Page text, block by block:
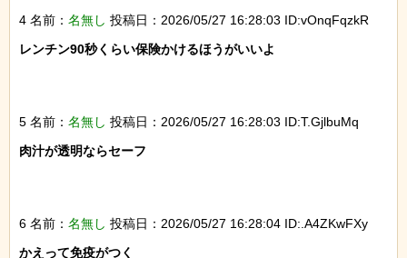
4 名前： 名無し 投稿日：2026/05/27 16:28:03 ID:vOnqFqzkR
レンチン90秒くらい保険かけるほうがいいよ
5 名前： 名無し 投稿日：2026/05/27 16:28:03 ID:T.GjlbuMq
肉汁が透明ならセーフ
6 名前： 名無し 投稿日：2026/05/27 16:28:04 ID:.A4ZKwFXy
かえって免疫がつく